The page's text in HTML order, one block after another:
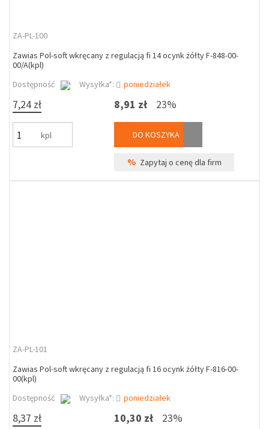
ZA-PL-100
Zawias Pol-soft wkręcany z regulacją fi 14 ocynk żółty F-848-00-
00/A(kpl)
Dostępność
Wysyłka*: poniedziałek
7,24 zł
kpl
8,91 zł 23%
DO KOSZYKA
% Zapytaj o cenę dla firm
ZA-PL-101
Zawias Pol-soft wkręcany z regulacją fi 16 ocynk żółty F-816-00-
00(kpl)
Dostępność
Wysyłka*: poniedziałek
8,37 zł 10,30 zł 23%